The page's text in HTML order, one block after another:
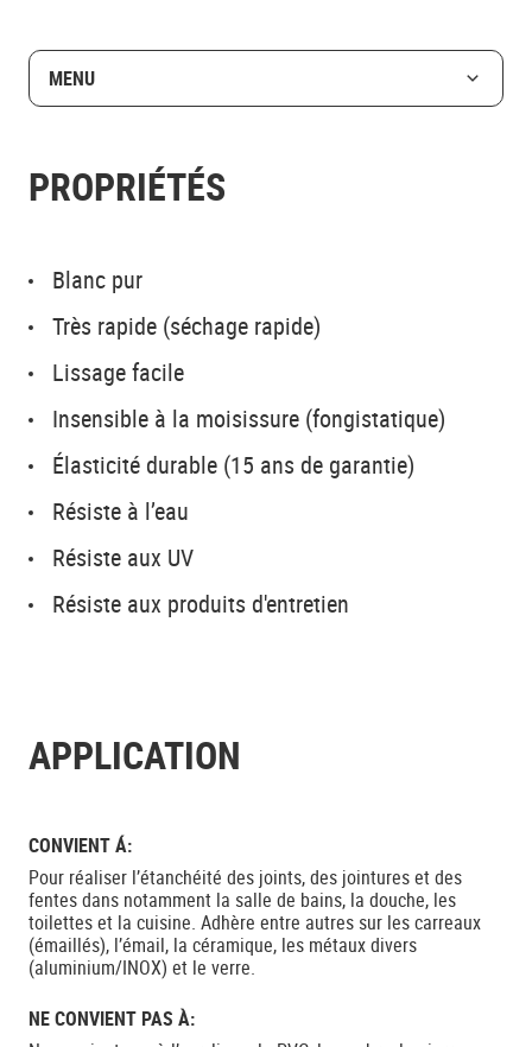
MENU
PROPRIÉTÉS
Blanc pur
Très rapide (séchage rapide)
Lissage facile
Insensible à la moisissure (fongistatique)
Élasticité durable (15 ans de garantie)
Résiste à l’eau
Résiste aux UV
Résiste aux produits d'entretien
APPLICATION
CONVIENT Á:
Pour réaliser l’étanchéité des joints, des jointures et des
fentes dans notamment la salle de bains, la douche, les
toilettes et la cuisine. Adhère entre autres sur les carreaux
(émaillés), l’émail, la céramique, les métaux divers
(aluminium/INOX) et le verre.
NE CONVIENT PAS À: